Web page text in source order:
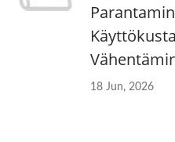
18 Jun, 2026